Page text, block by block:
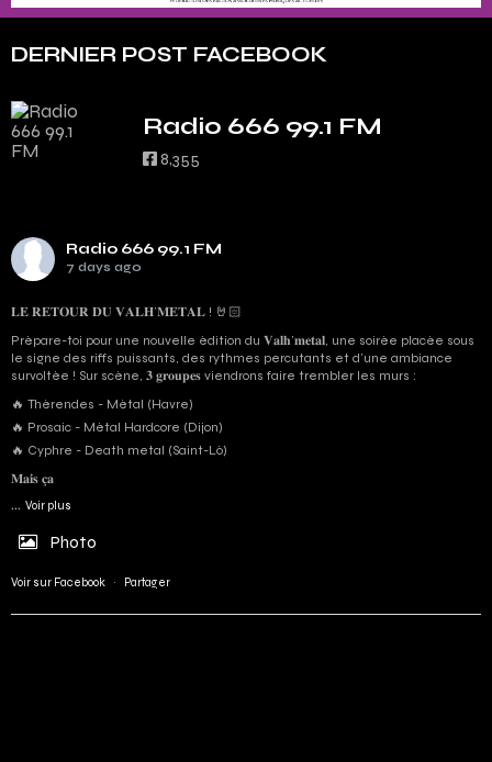
DERNIER POST FACEBOOK
Radio 666 99.1 FM
8,355
Radio 666 99.1 FM
7 days ago
𝐋𝐄 𝐑𝐄𝐓𝐎𝐔𝐑 𝐃𝐔 𝐕𝐀𝐋𝐇’𝐌𝐄𝐓𝐀𝐋 ! 🤘🏻
Prépare-toi pour une nouvelle édition du 𝐕𝐚𝐥𝐡’𝐦𝐞𝐭𝐚𝐥, une soirée placée sous
le signe des riffs puissants, des rythmes percutants et d'une ambiance
survoltée ! Sur scène, 𝟑 𝐠𝐫𝐨𝐮𝐩𝐞𝐬 viendrons faire trembler les murs :
🔥 Thérendes - Métal (Havre)
🔥 Prosaic - Métal Hardcore (Dijon)
🔥 Cyphre - Death metal (Saint-Lô)
𝐌𝐚𝐢𝐬 𝐜̧𝐚
... Voir plus
Photo
Voir sur Facebook · Partager